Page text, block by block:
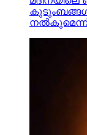
നല്‍കുമെന്ന്